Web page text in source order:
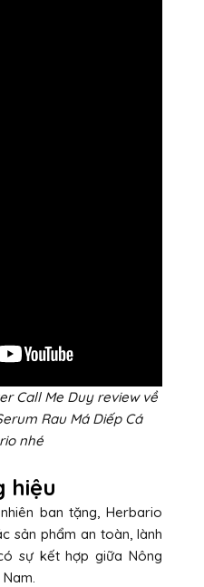
Call Me Duy review về
Rau Má Diếp Cá
nhé
hiệu
ban tặng, Herbario
sản phẩm an toàn, lành
sự kết hợp giữa Nông